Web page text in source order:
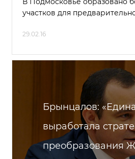
участков для
29.02.16
Брынцалов:
выработала
преобразования